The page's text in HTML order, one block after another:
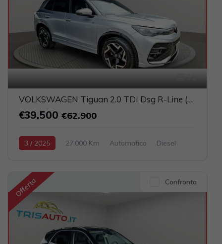
VOLKSWAGEN Tiguan 2.0 TDI Dsg R-Line (FULL LED+NAVI+PELLE)
€39.500 €62.900
3 / 2025 27.000 Km Automatico
Diesel
Offerta Confronta